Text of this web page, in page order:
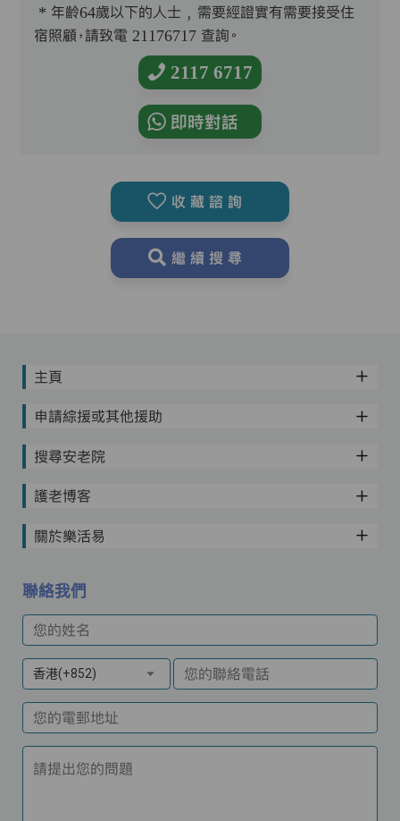
* 年齡64歲以下的人士﹐需要經證實有需要接受住
宿照顧，請致電 21176717 查詢。
2117 6717
即時對話
收藏諮詢
繼續搜尋
主頁
申請綜援或其他援助
搜尋安老院
護老博客
關於樂活易
聯絡我們
您的姓名
香港(+852) 您的聯絡電話
您的電郵地址
請提出您的問題